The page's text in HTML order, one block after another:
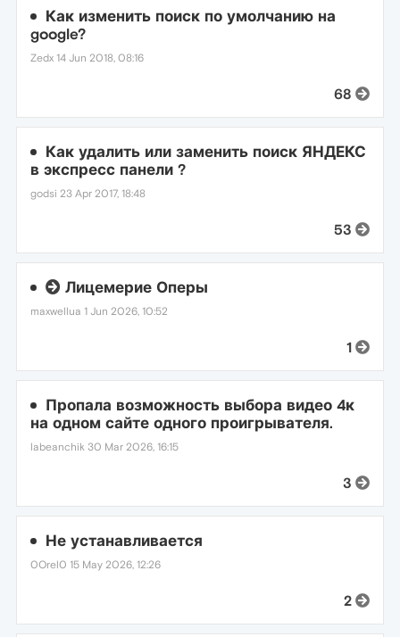
Как изменить поиск по умолчанию на
google?
Zedx 14 Jun 2018, 08:16
68
Как удалить или заменить поиск ЯНДЕКС
в экспресс панели ?
godsi 23 Apr 2017, 18:48
53
Лицемерие Оперы
maxwellua 1 Jun 2026, 10:52
1
Пропала возможность выбора видео 4к
на одном сайте одного проигрывателя.
labeanchik 30 Mar 2026, 16:15
3
Не устанавливается
0Orel0 15 May 2026, 12:26
2